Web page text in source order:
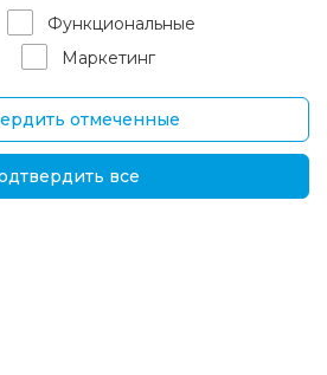
Гарантия и обслуживание
Доставка и возврат
Информация
Ч.З.В.
Функциональные
Маркетинг
отмеченные
все